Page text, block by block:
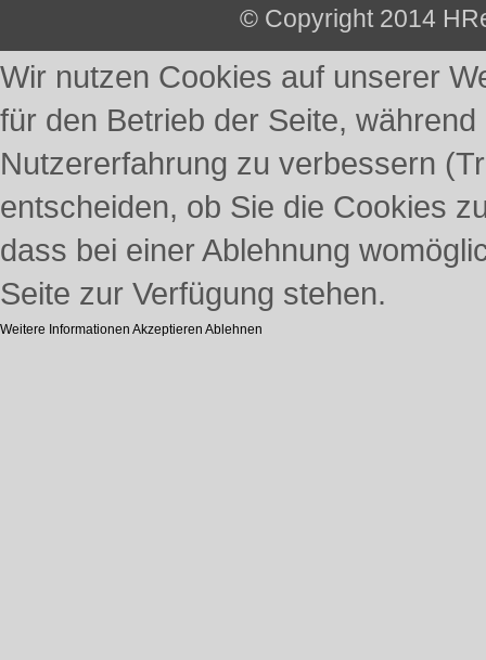
© Copyright 2014
Wir nutzen Cookies auf unserer
für den Betrieb der Seite,
Nutzererfahrung zu verbessern
entscheiden, ob Sie die Cookies
dass bei einer Ablehnung
Seite zur Verfügung stehen.
Weitere Informationen Akzeptieren Ablehnen